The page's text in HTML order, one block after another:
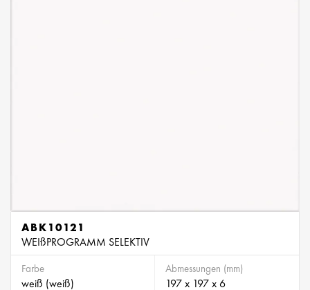
ABK10121
WEIßPROGRAMM SELEKTIV
Farbe
weiß (weiß)
Abmessungen (mm)
197 x 197 x 6